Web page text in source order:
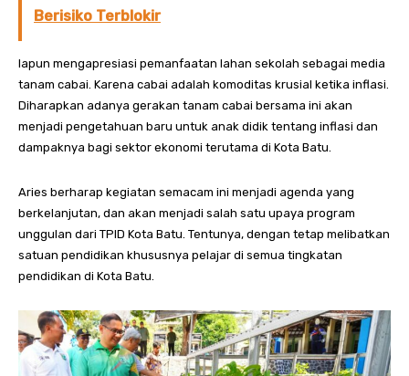
Berisiko Terblokir
Iapun mengapresiasi pemanfaatan lahan sekolah sebagai media
tanam cabai. Karena cabai adalah komoditas krusial ketika inflasi.
Diharapkan adanya gerakan tanam cabai bersama ini akan
menjadi pengetahuan baru untuk anak didik tentang inflasi dan
dampaknya bagi sektor ekonomi terutama di Kota Batu.
Aries berharap kegiatan semacam ini menjadi agenda yang
berkelanjutan, dan akan menjadi salah satu upaya program
unggulan dari TPID Kota Batu. Tentunya, dengan tetap melibatkan
satuan pendidikan khususnya pelajar di semua tingkatan
pendidikan di Kota Batu.